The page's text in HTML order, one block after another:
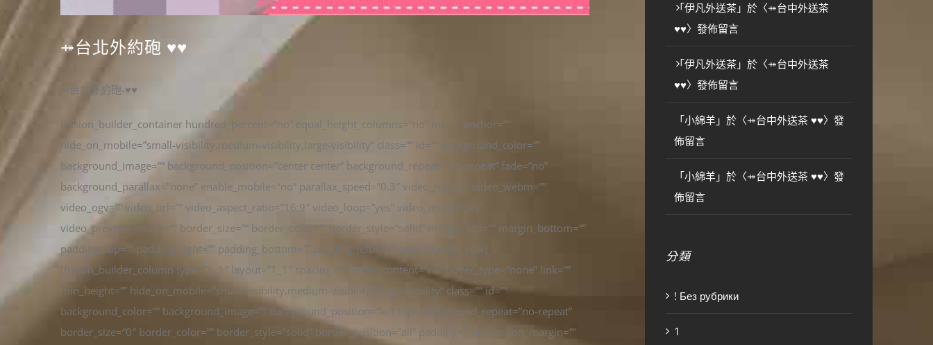
⤀台北外約砲 ♥♥
⤀台北外約砲-♥♥
[fusion_builder_container hundred_percent=”no” equal_height_columns=”no” menu_anchor=””
hide_on_mobile=”small-visibility,medium-visibility,large-visibility” class=”” id=”” background_color=””
background_image=”” background_position=”center center” background_repeat=”no-repeat” fade=”no”
background_parallax=”none” enable_mobile=”no” parallax_speed=”0.3″ video_mp4=”” video_webm=””
video_ogv=”” video_url=”” video_aspect_ratio=”16:9″ video_loop=”yes” video_mute=”yes”
video_preview_image=”” border_size=”” border_color=”” border_style=”solid” margin_top=”” margin_bottom=””
padding_top=”” padding_right=”” padding_bottom=”” padding_left=””][fusion_builder_row]
[fusion_builder_column type=”1_1″ layout=”1_1″ spacing=”” center_content=”no” hover_type=”none” link=””
min_height=”” hide_on_mobile=”small-visibility,medium-visibility,large-visibility” class=”” id=””
background_color=”” background_image=”” background_position=”left top” background_repeat=”no-repeat”
border_size=”0″ border_color=”” border_style=”solid” border_position=”all” padding=”” dimension_margin=””
「伊凡外送茶 」於〈⤀台中外送茶
♥♥〉發佈留言
「伊凡外送茶 」於〈⤀台中外送茶
♥♥〉發佈留言
「小綿羊 」於〈⤀台中外送茶 ♥♥〉發
佈留言
「小綿羊 」於〈⤀台中外送茶 ♥♥〉發
佈留言
分類
! Без рубрики
1